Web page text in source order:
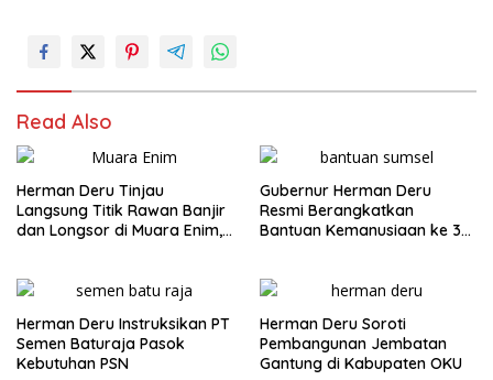
Read Also
Herman Deru Tinjau
Langsung Titik Rawan Banjir
dan Longsor di Muara Enim,
Gubernur Herman Deru
Resmi Berangkatkan
Bantuan Kemanusiaan ke 3
Herman Deru Instruksikan PT
Semen Baturaja Pasok
Kebutuhan PSN
Herman Deru Soroti
Pembangunan Jembatan
Gantung di Kabupaten OKU